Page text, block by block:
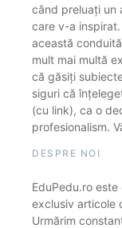
când preluați un
care v-a
această
mult mai multă
că găsiți
siguri că
(cu link), ca o
profesionalism.
DESPRE NOI
EduPedu.ro
exclusiv articole
Urmărim